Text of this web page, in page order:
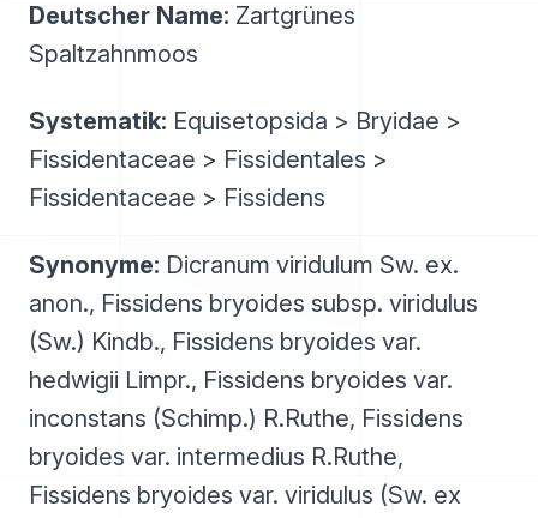
Deutscher Name: Zartgrünes
Spaltzahnmoos
Systematik: Equisetopsida > Bryidae >
Fissidentaceae > Fissidentales >
Fissidentaceae > Fissidens
Synonyme: Dicranum viridulum Sw. ex.
anon., Fissidens bryoides subsp. viridulus
(Sw.) Kindb., Fissidens bryoides var.
hedwigii Limpr., Fissidens bryoides var.
inconstans (Schimp.) R.Ruthe, Fissidens
bryoides var. intermedius R.Ruthe,
Fissidens bryoides var. viridulus (Sw. ex